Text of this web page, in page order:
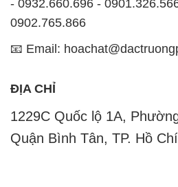
- 0932.660.696 -
0902.765.866
📧 Email:
ĐỊA CHỈ
1229C Quốc lộ 1A,
Quận Bình Tân, TP. Hồ